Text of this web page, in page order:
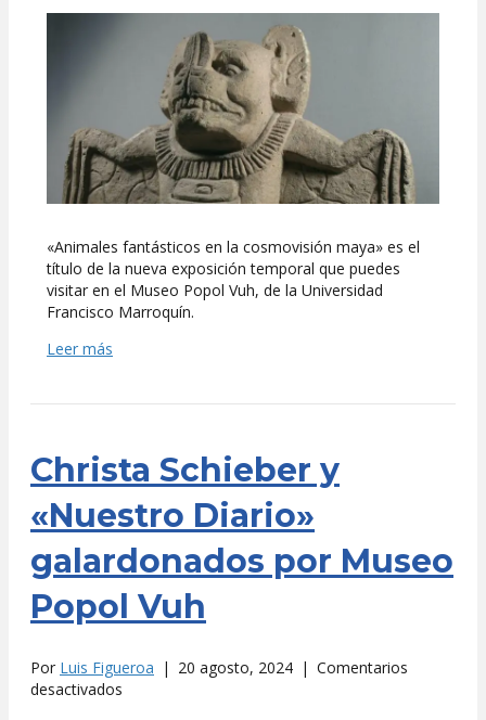
fantásticos
cultura
«Animales fantásticos en la cosmovisión maya» es el
título de la nueva exposición temporal que puedes
visitar en el Museo Popol Vuh, de la Universidad
Francisco Marroquín.
Leer más
Christa Schieber y
«Nuestro Diario»
galardonados por Museo
Popol Vuh
Por Luis Figueroa | 20 agosto, 2024 | Comentarios
desactivados